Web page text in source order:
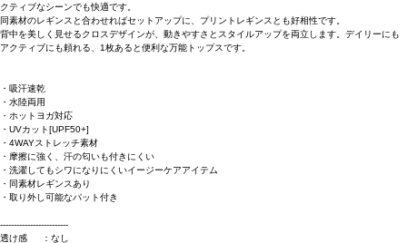
クティブなシーンでも快適です。
同素材のレギンスと合わせればセットアップに、プリントレギンスとも好相性です。
背中を美しく見せるクロスデザインが、動きやすさとスタイルアップを両立します。デイリーにも
アクティブにも頼れる、1枚あると便利な万能トップスです。
・吸汗速乾
・水陸両用
・ホットヨガ対応
・UVカット[UPF50+]
・4WAYストレッチ素材
・摩擦に強く、汗の匂いも付きにくい
・洗濯してもシワになりにくいイージーケアアイテム
・同素材レギンスあり
・取り外し可能なパット付き
-------------------------
透け感 ：なし